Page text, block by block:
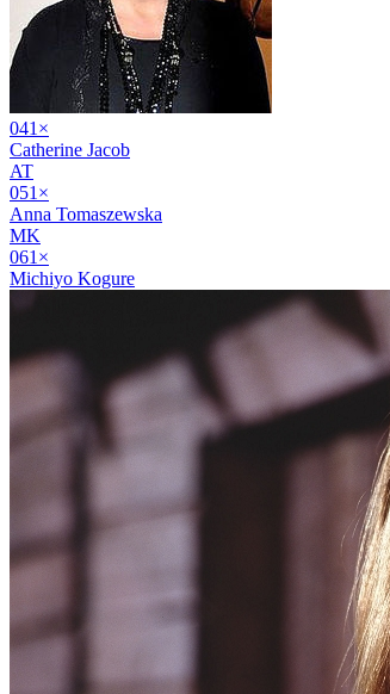
041 ×
Catherine Jacob
AT
051 ×
Anna Tomaszewska
MK
061 ×
Michiyo Kogure